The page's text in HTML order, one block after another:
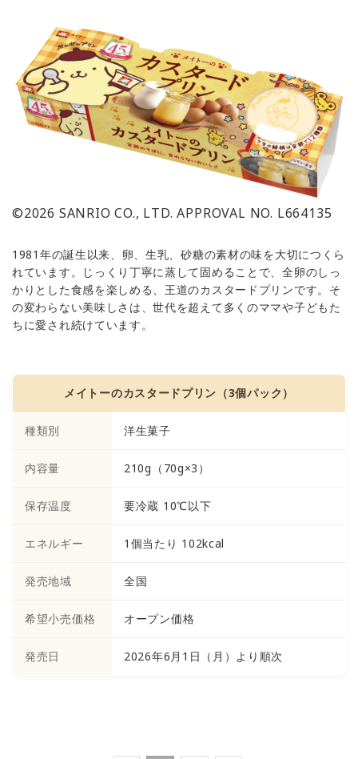
©2026 SANRIO CO., LTD. APPROVAL NO. L664135
1981年の誕生以来、卵、生乳、砂糖の素材の味を大切につくら
れています。じっくり丁寧に蒸して固めることで、全卵のしっ
かりとした食感を楽しめる、王道のカスタードプリンです。そ
の変わらない美味しさは、世代を超えて多くのママや子どもた
ちに愛され続けています。
メイトーのカスタードプリン（3個パック）
種類別 洋生菓子
内容量 210g（70g×3）
保存温度 要冷蔵 10℃以下
エネルギー 1個当たり 102kcal
発売地域 全国
希望小売価格 オープン価格
発売日 2026年6月1日（月）より順次